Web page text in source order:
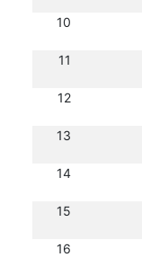
10
11
12
13
14
15
16